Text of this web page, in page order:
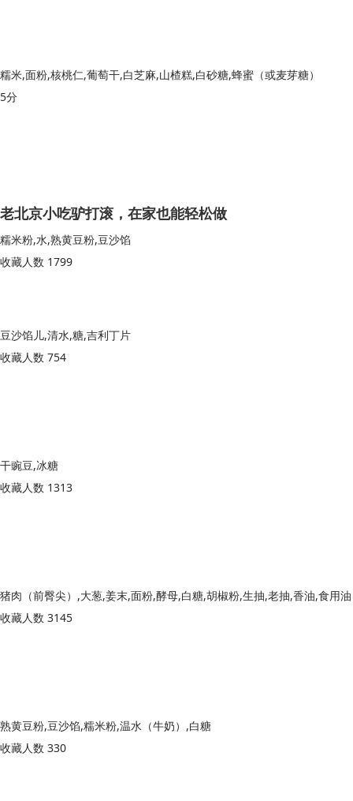
糯米,面粉,核桃仁,葡萄干,白芝麻,山楂糕,白砂糖,蜂蜜（或麦芽糖）
5分
老北京小吃驴打滚，在家也能轻松做
糯米粉,水,熟黄豆粉,豆沙馅
收藏人数 1799
豆沙馅儿,清水,糖,吉利丁片
收藏人数 754
干豌豆,冰糖
收藏人数 1313
猪肉（前臀尖）,大葱,姜末,面粉,酵母,白糖,胡椒粉,生抽,老抽,香油,食用油
收藏人数 3145
熟黄豆粉,豆沙馅,糯米粉,温水（牛奶）,白糖
收藏人数 330